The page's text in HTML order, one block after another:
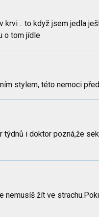
krvi .. to když jsem jedla
o tom jídle
stylem, této nemoci
týdnů i doktor pozná,že
nemusíš žít ve